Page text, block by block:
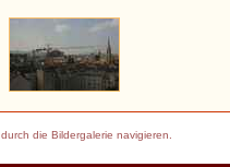
durch die Bildergalerie navigieren.